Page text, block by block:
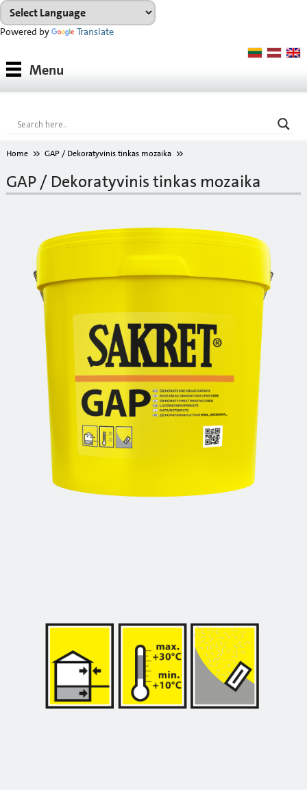
Powered by Translate
Medžiagos
Medžiagų grupės
Konsultacijos
Nuoma
ATSISIŲSTI
Apie mus
Menu
Home GAP / Dekoratyvinis tinkas mozaika
GAP / Dekoratyvinis tinkas mozaika